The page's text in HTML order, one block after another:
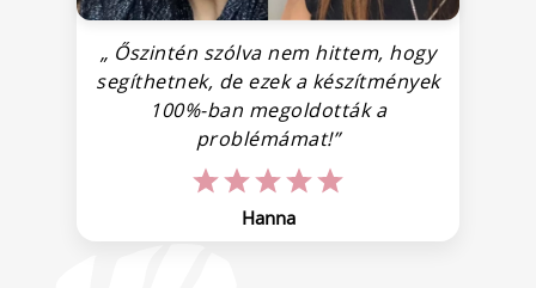
„ Őszintén szólva nem hittem, hogy
segíthetnek, de ezek a készítmények
100%-ban megoldották a
problémámat!”
Hanna